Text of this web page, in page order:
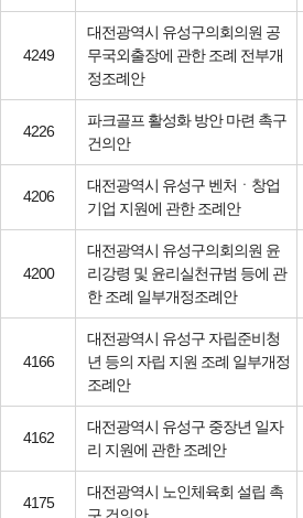
4249
대전광역시 유성구의회의원 공
무국외출장에 관한 조례 전부개
정조례안
4226
파크골프 활성화 방안 마련 촉구
건의안
4206
대전광역시 유성구 벤처ㆍ창업
기업 지원에 관한 조례안
4200
대전광역시 유성구의회의원 윤
리강령 및 윤리실천규범 등에 관
한 조례 일부개정조례안
4166
대전광역시 유성구 자립준비청
년 등의 자립 지원 조례 일부개정
조례안
4162
대전광역시 유성구 중장년 일자
리 지원에 관한 조례안
4175
대전광역시 노인체육회 설립 촉